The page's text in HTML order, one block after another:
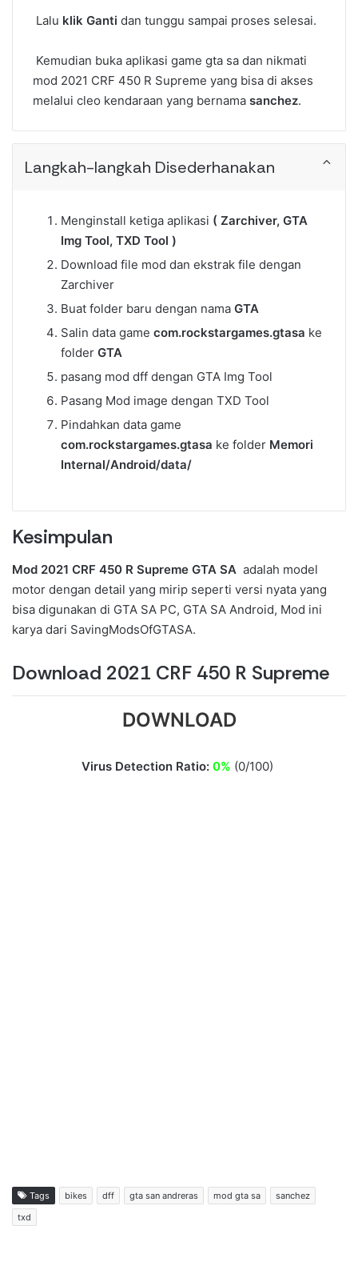
Lalu klik Ganti dan tunggu sampai proses selesai.
Kemudian buka aplikasi game gta sa dan nikmati
mod 2021 CRF 450 R Supreme yang bisa di akses
melalui cleo kendaraan yang bernama sanchez.
Langkah-langkah Disederhanakan
Menginstall ketiga aplikasi ( Zarchiver, GTA
Img Tool, TXD Tool )
Download file mod dan ekstrak file dengan
Zarchiver
Buat folder baru dengan nama GTA
Salin data game com.rockstargames.gtasa ke
folder GTA
pasang mod dff dengan GTA Img Tool
Pasang Mod image dengan TXD Tool
Pindahkan data game
com.rockstargames.gtasa ke folder Memori
Internal/Android/data/
Kesimpulan
Mod 2021 CRF 450 R Supreme GTA SA adalah model
motor dengan detail yang mirip seperti versi nyata yang
bisa digunakan di GTA SA PC, GTA SA Android, Mod ini
karya dari SavingModsOfGTASA.
Download 2021 CRF 450 R Supreme
DOWNLOAD
Virus Detection Ratio: 0% (0/100)
Tags bikes dff gta san andreras mod gta sa
sanchez
txd